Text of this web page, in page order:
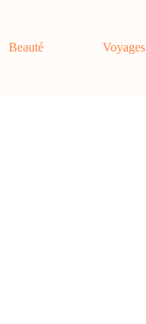
Beauté Voyages